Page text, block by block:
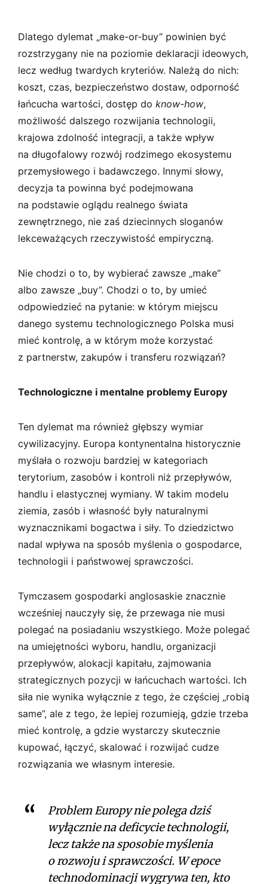
Dlatego dylemat „make-or-buy” powinien być
rozstrzygany nie na poziomie deklaracji ideowych,
lecz według twardych kryteriów. Należą do nich:
koszt, czas, bezpieczeństwo dostaw, odporność
łańcucha wartości, dostęp do know-how,
możliwość dalszego rozwijania technologii,
krajowa zdolność integracji, a także wpływ
na długofalowy rozwój rodzimego ekosystemu
przemysłowego i badawczego. Innymi słowy,
decyzja ta powinna być podejmowana
na podstawie oglądu realnego świata
zewnętrznego, nie zaś dziecinnych sloganów
lekceważących rzeczywistość empiryczną.
Nie chodzi o to, by wybierać zawsze „make”
albo zawsze „buy”. Chodzi o to, by umieć
odpowiedzieć na pytanie: w którym miejscu
danego systemu technologicznego Polska musi
mieć kontrolę, a w którym może korzystać
z partnerstw, zakupów i transferu rozwiązań?
Technologiczne i mentalne problemy Europy
Ten dylemat ma również głębszy wymiar
cywilizacyjny. Europa kontynentalna historycznie
myślała o rozwoju bardziej w kategoriach
terytorium, zasobów i kontroli niż przepływów,
handlu i elastycznej wymiany. W takim modelu
ziemia, zasób i własność były naturalnymi
wyznacznikami bogactwa i siły. To dziedzictwo
nadal wpływa na sposób myślenia o gospodarce,
technologii i państwowej sprawczości.
Tymczasem gospodarki anglosaskie znacznie
wcześniej nauczyły się, że przewaga nie musi
polegać na posiadaniu wszystkiego. Może polegać
na umiejętności wyboru, handlu, organizacji
przepływów, alokacji kapitału, zajmowania
strategicznych pozycji w łańcuchach wartości. Ich
siła nie wynika wyłącznie z tego, że częściej „robią
same”, ale z tego, że lepiej rozumieją, gdzie trzeba
mieć kontrolę, a gdzie wystarczy skutecznie
kupować, łączyć, skalować i rozwijać cudze
rozwiązania we własnym interesie.
Problem Europy nie polega dziś
wyłącznie na deficycie technologii,
lecz także na sposobie myślenia
o rozwoju i sprawczości. W epoce
technodominacji wygrywa ten, kto